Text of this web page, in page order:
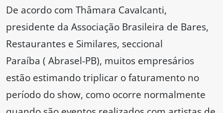
De acordo com Thâmara Cavalcanti,
presidente da Associação Brasileira de Bares,
Restaurantes e Similares, seccional
Paraíba ( Abrasel-PB), muitos empresários
estão estimando triplicar o faturamento no
período do show, como ocorre normalmente